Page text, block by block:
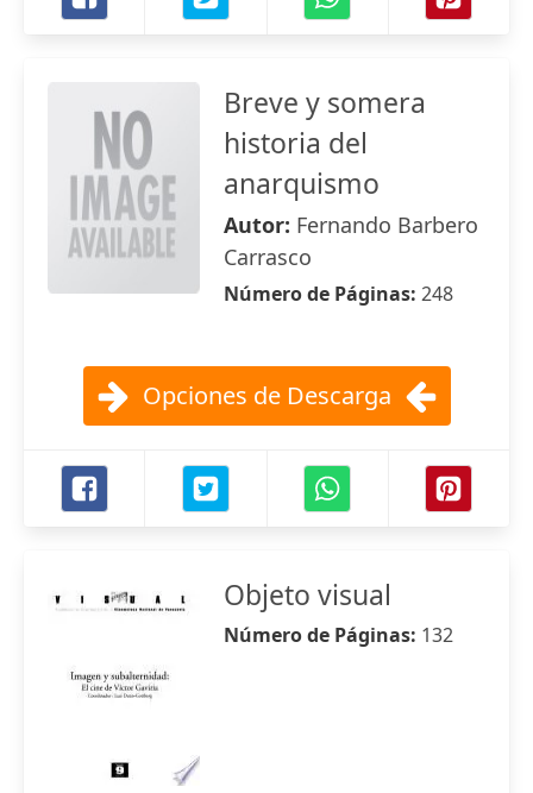
Breve y somera
historia del
anarquismo
Autor: Fernando Barbero
Carrasco
Número de Páginas: 248
Opciones de Descarga
Objeto visual
Número de Páginas: 132